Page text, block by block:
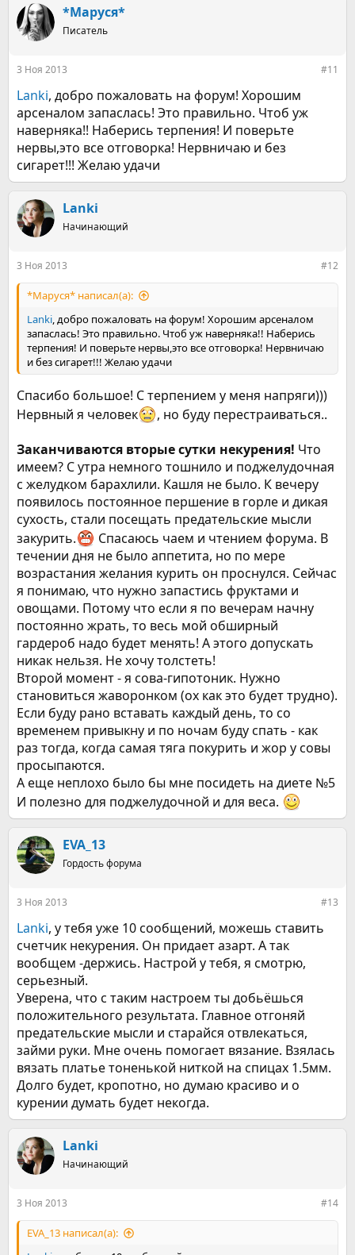
к
ц
и
*Маруся*
Писатель
3 Ноя 2013 #11
Lanki, добро пожаловать на форум! Хорошим
арсеналом запаслась! Это правильно. Чтоб уж
наверняка!! Наберись терпения! И поверьте
нервы,это все отговорка! Нервничаю и без
сигарет!!! Желаю удачи
Lanki
Начинающий
3 Ноя 2013 #12
*Маруся* написал(а):
Lanki, добро пожаловать на форум! Хорошим арсеналом
запаслась! Это правильно. Чтоб уж наверняка!! Наберись
терпения! И поверьте нервы,это все отговорка! Нервничаю
и без сигарет!!! Желаю удачи
Спасибо большое! С терпением у меня напряги)))
Нервный я человек
, но буду перестраиваться..
Заканчиваются вторые сутки некурения! Что
имеем? С утра немного тошнило и поджелудочная
с желудком барахлили. Кашля не было. К вечеру
появилось постоянное першение в горле и дикая
сухость, стали посещать предательские мысли
закурить.
Спасаюсь чаем и чтением форума. В
течении дня не было аппетита, но по мере
возрастания желания курить он проснулся. Сейчас
я понимаю, что нужно запастись фруктами и
овощами. Потому что если я по вечерам начну
постоянно жрать, то весь мой обширный
гардероб надо будет менять! А этого допускать
никак нельзя. Не хочу толстеть!
Второй момент - я сова-гипотоник. Нужно
становиться жаворонком (ох как это будет трудно).
Если буду рано вставать каждый день, то со
временем привыкну и по ночам буду спать - как
раз тогда, когда самая тяга покурить и жор у совы
просыпаются.
А еще неплохо было бы мне посидеть на диете №5
И полезно для поджелудочной и для веса.
EVA_13
Гордость форума
3 Ноя 2013 #13
Lanki, у тебя уже 10 сообщений, можешь ставить
счетчик некурения. Он придает азарт. А так
вообщем -держись. Настрой у тебя, я смотрю,
серьезный.
Уверена, что с таким настроем ты добьёшься
положительного результата. Главное отгоняй
предательские мысли и старайся отвлекаться,
займи руки. Мне очень помогает вязание. Взялась
вязать платье тоненькой ниткой на спицах 1.5мм.
Долго будет, кропотно, но думаю красиво и о
курении думать будет некогда.
Lanki
Начинающий
3 Ноя 2013 #14
EVA_13 написал(а):